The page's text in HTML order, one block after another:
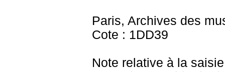
Paris, Archives des
Cote : 1DD39
Note relative à la